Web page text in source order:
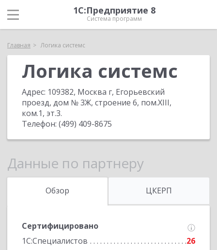
1С:Предприятие 8
Система программ
Главная Логика системс
Логика системс
Адрес: 109382, Москва г, Егорьевский
проезд, дом № 3Ж, строение 6, пом.XIII,
ком.1, эт.3.
Телефон: (499) 409-8675
Данные по партнеру
Обзор ЦКЕРП
Сертифицировано
1С:Специалистов
26